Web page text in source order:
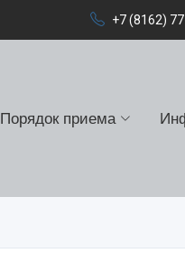
+7 (8162)
Порядок приема